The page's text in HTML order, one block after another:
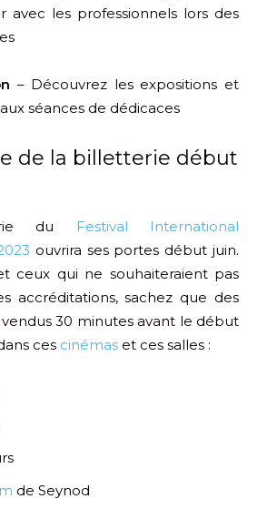
avec les professionnels lors des
– Découvrez les expositions et
séances de dédicaces
de la billetterie début
du
Festival International
ouvrira ses portes début juin.
ceux qui ne souhaiteraient pas
accréditations, sachez que des
30 minutes avant le début
ces cinémas et ces salles :
de Seynod